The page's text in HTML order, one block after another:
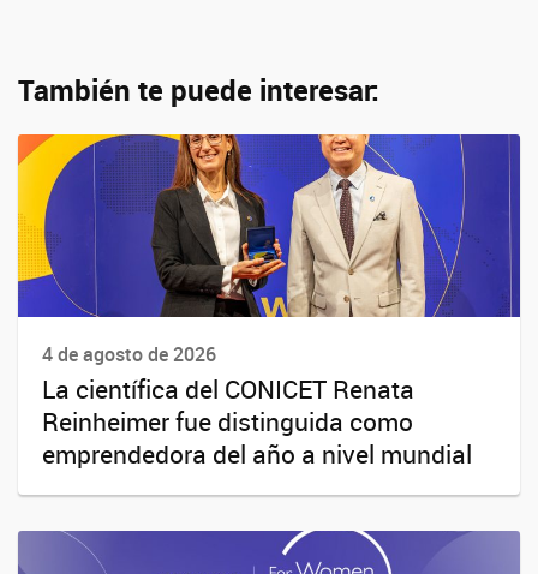
También te puede interesar:
4 de agosto de 2026
La científica del CONICET Renata
Reinheimer fue distinguida como
emprendedora del año a nivel mundial